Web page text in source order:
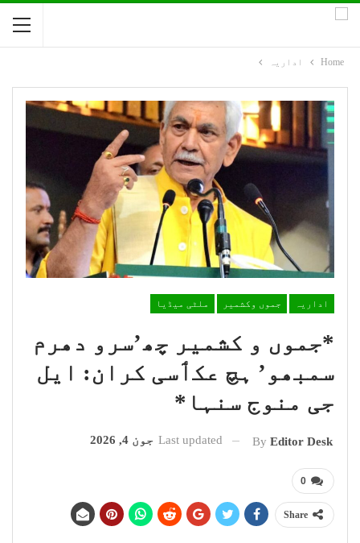
Home اداریہ
اداریہ جموں وکشمیر ملٹی میڈیا
*جموں و کشمیر چھ’سرو دھرم
سمبھو’ ہچ عکٲسی کران: ایل
جی منوج سنہا*
By Editor Desk
Last updated جون 4, 2026
0
Share